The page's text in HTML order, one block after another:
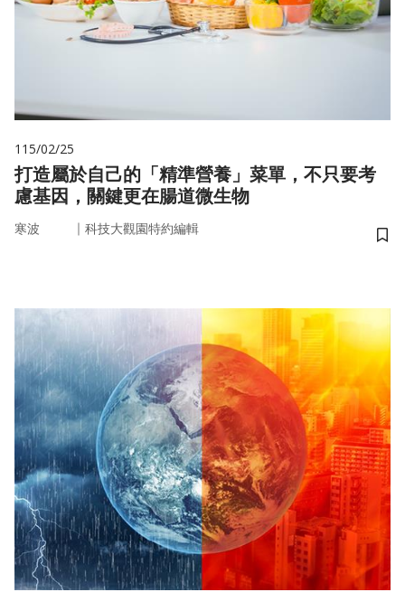
115/02/25
打造屬於自己的「精準營養」菜單，不只要考
慮基因，關鍵更在腸道微生物
寒波 ｜ 科技大觀園特約編輯
儲